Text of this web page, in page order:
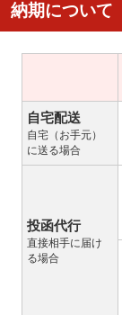
納期について
自宅配送
自宅（お手元）
に送る場合
投函代行
直接相手に届け
る場合